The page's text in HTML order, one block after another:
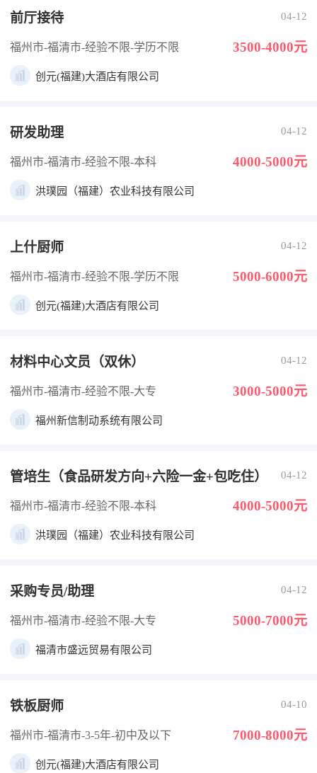
前厅接待 04-12
福州市-福清市-经验不限-学历不限 3500-4000元
创元(福建)大酒店有限公司
研发助理 04-12
福州市-福清市-经验不限-本科 4000-5000元
洪璞园（福建）农业科技有限公司
上什厨师 04-12
福州市-福清市-经验不限-学历不限 5000-6000元
创元(福建)大酒店有限公司
材料中心文员（双休） 04-12
福州市-福清市-经验不限-大专 3000-5000元
福州新信制动系统有限公司
管培生（食品研发方向+六险一金+包吃住） 04-12
福州市-福清市-经验不限-本科 4000-5000元
洪璞园（福建）农业科技有限公司
采购专员/助理 04-12
福州市-福清市-经验不限-大专 5000-7000元
福清市盛远贸易有限公司
铁板厨师 04-10
福州市-福清市-3-5年-初中及以下 7000-8000元
创元(福建)大酒店有限公司